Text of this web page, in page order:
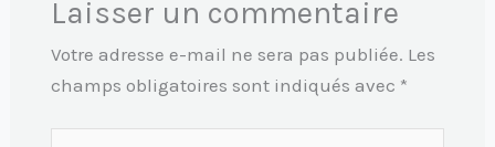
Laisser un commentaire
Votre adresse e-mail ne sera pas publiée. Les
champs obligatoires sont indiqués avec *